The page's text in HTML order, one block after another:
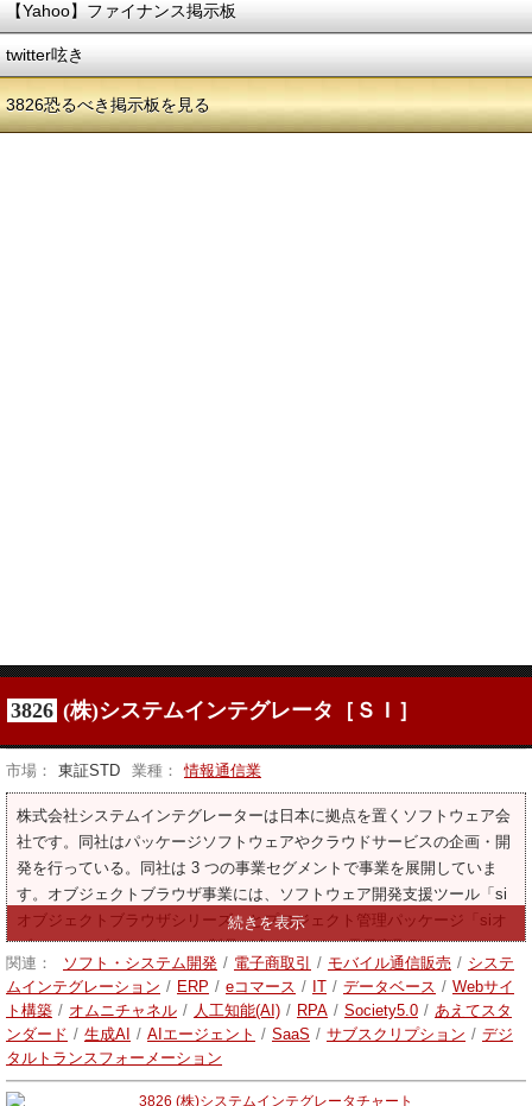
【Yahoo】ファイナンス掲示板
twitter呟き
3826恐るべき掲示板を見る
3826 (株)システムインテグレータ［ＳＩ］
市場： 東証STD 業種： 情報通信業
株式会社システムインテグレーターは日本に拠点を置くソフトウェア会
社です。同社はパッケージソフトウェアやクラウドサービスの企画・開
発を行っている。同社は 3 つの事業セグメントで事業を展開していま
す。オブジェクトブラウザ事業には、ソフトウェア開発支援ツール「si
オブジェクトブラウザシリーズ」とプロジェクト管理パッケージ「siオ
ブジェクトブラウザpm」の製品が含まれます。電子商取引（ec）オム
ニチャネル事業セグメントには、ecサイト構築パッケージsiウェブショ
ッピングの製品が含まれます。
関連： ソフト・システム開発 / 電子商取引 / モバイル通信販売 / システ
ムインテグレーション / ERP / eコマース / IT / データベース / Webサイ
ト構築 / オムニチャネル / 人工知能(AI) / RPA / Society5.0 / あえてスタ
ンダード / 生成AI / AIエージェント / SaaS / サブスクリプション / デジ
タルトランスフォーメーション